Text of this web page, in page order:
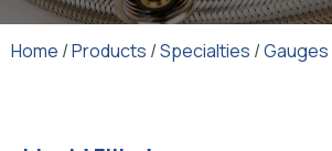
Home /Products /Specialties /Gauges